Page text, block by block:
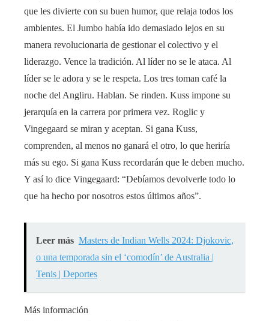
que les divierte con su buen humor, que relaja todos los
ambientes. El Jumbo había ido demasiado lejos en su
manera revolucionaria de gestionar el colectivo y el
liderazgo. Vence la tradición. Al líder no se le ataca. Al
líder se le adora y se le respeta. Los tres toman café la
noche del Angliru. Hablan. Se rinden. Kuss impone su
jerarquía en la carrera por primera vez. Roglic y
Vingegaard se miran y aceptan. Si gana Kuss,
comprenden, al menos no ganará el otro, lo que heriría
más su ego. Si gana Kuss recordarán que le deben mucho.
Y así lo dice Vingegaard: “Debíamos devolverle todo lo
que ha hecho por nosotros estos últimos años”.
Leer más Masters de Indian Wells 2024: Djokovic,
o una temporada sin el ‘comodín’ de Australia |
Tenis | Deportes
Más información